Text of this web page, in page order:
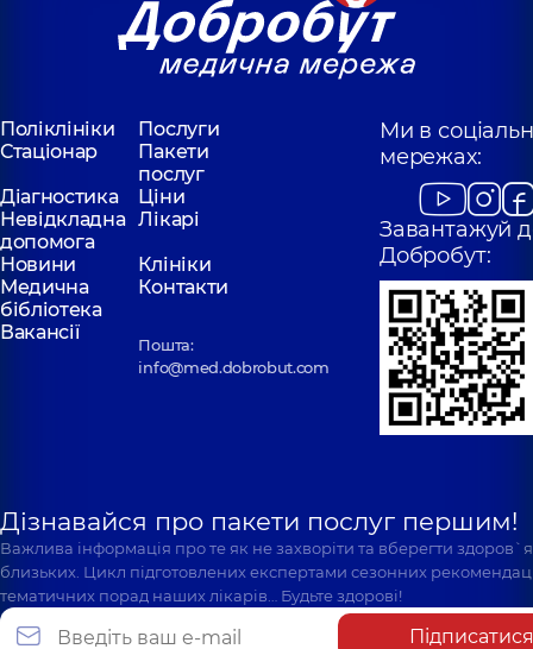
Поліклініки
Послуги
Стаціонар
Пакети
послуг
Діагностика
Ціни
Невідкладна
допомога
Лікарі
Новини
Клініки
Медична
бібліотека
Контакти
Вакансії
Пошта:
info@med.dobrobut.com
Ми в
мережах:
Завантажуй
Добробут:
Дізнавайся про пакети послуг першим!
Важлива інформація про те як не захворіти та вберегти
близьких. Цикл підготовлених експертами сезонних
тематичних порад наших лікарів… Будьте здорові!
Підписатися